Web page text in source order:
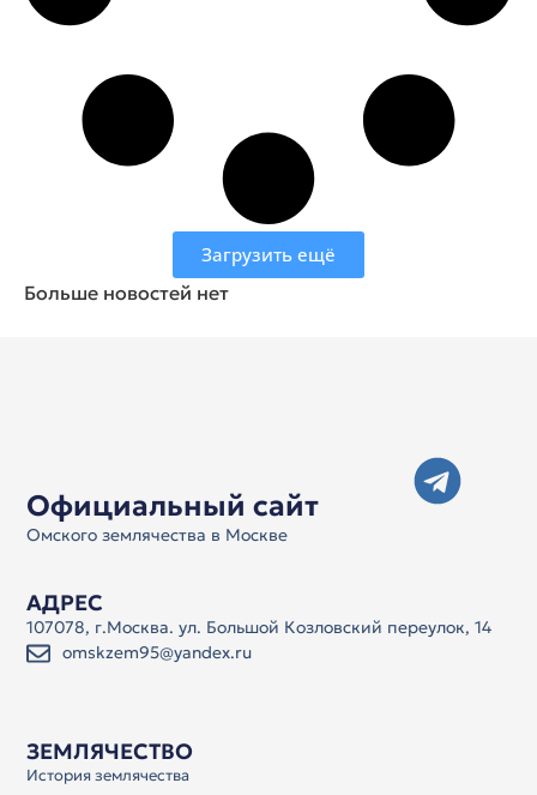
Загрузить ещё
Больше новостей нет
Официальный сайт
Омского землячества в Москве
ЗЕМЛЯЧЕСТВО
История землячества
АДРЕС
107078, г.Москва. ул. Большой Козловский переулок, 14
omskzem95@yandex.ru